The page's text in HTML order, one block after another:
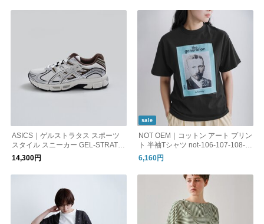
ASICS｜ゲルストラタス スポーツ
スタイル スニーカー GEL-STRATU
S MC gel-stratus-mc
14,300円
sale
NOT OEM｜コットン アート プリン
ト 半袖Tシャツ not-106-107-108-1
11
6,160円